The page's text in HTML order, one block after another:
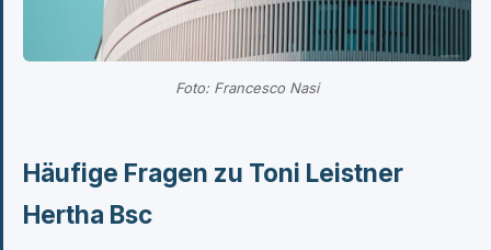
Foto: Francesco Nasi
Häufige Fragen zu Toni Leistner
Hertha Bsc